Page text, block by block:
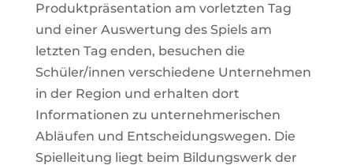
Produktpräsentation am vorletzten Tag
und einer Auswertung des Spiels am
letzten Tag enden, besuchen die
Schüler/innen verschiedene Unternehmen
in der Region und erhalten dort
Informationen zu unternehmerischen
Abläufen und Entscheidungswegen. Die
Spielleitung liegt beim Bildungswerk der